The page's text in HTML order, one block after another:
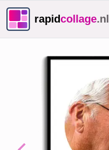
rapidcollage.nl